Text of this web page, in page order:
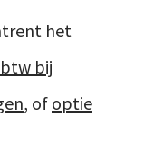
het
btw bij
, of optie